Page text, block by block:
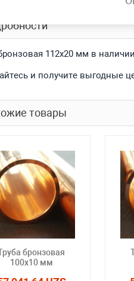
112x20 мм в
и получите выгодные
товары
бронзовая
100x10 мм